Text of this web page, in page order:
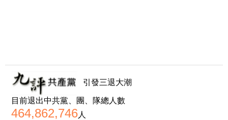
引發三退大潮
目前退出中共黨、團、隊總人數
464,862,746人